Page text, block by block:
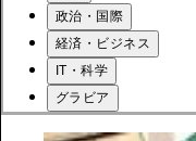
政治・国際
経済・ビジネス
IT・科学
グラビア